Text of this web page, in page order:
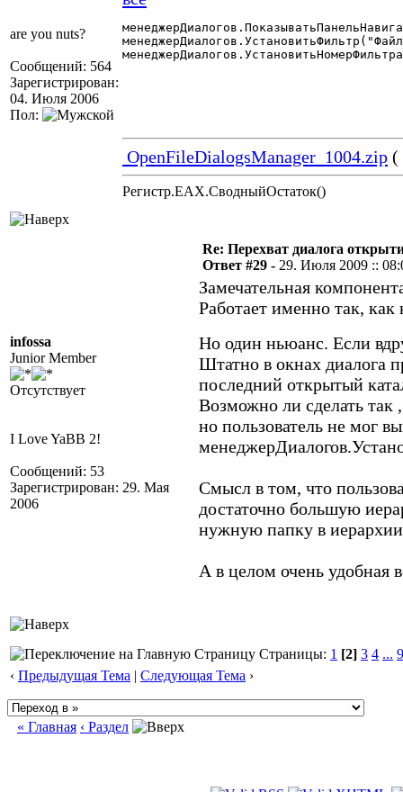
are you nuts?
Сообщений: 564
Зарегистрирован:
04. Июля 2006
Пол:
OpenFileDialogsManager_1004.zip (
Регистр.EAX.СводныйОстаток()
infossa
Junior Member
Отсутствует
I Love YaBB 2!
Сообщений: 53
Зарегистрирован: 29. Мая
2006
Re: Перехват диалога
Ответ #29 - 29. Июля 2009 ::
Замечательная
Работает именно так,
Но один ньюанс. Если
Штатно в окнах диалога
последний открытый
Возможно ли сделать так
но пользователь не мог
Смысл в том, что
достаточно большую
нужную папку в
А в целом очень удобная
Страницы: 1 [2] 3 4 ... 9
‹ Предыдущая Тема | Следующая Тема ›
« Главная ‹ Раздел